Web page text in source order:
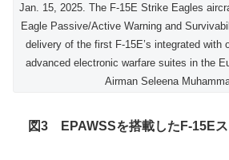
Jan. 15, 2025. The F-15E Strike Eagles
Eagle Passive/Active Warning and
delivery of the first F-15E’s integrated with
advanced electronic warfare suites in the
Airman Seleena
図3 EPAWSSを搭載したF-15E